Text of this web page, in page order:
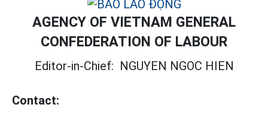
AGENCY OF VIETNAM GENERAL
CONFEDERATION OF LABOUR
Editor-in-Chief: NGUYEN NGOC HIEN
Contact: